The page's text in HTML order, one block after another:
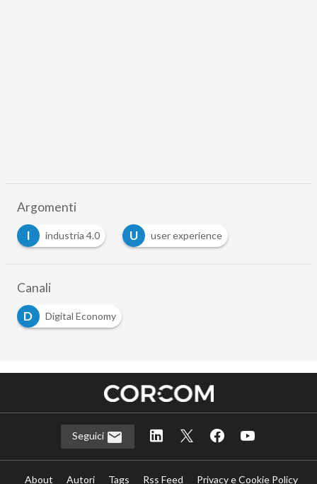
Argomenti
I
industria 4.0 U
user experience
Canali
D
Digital Economy
Seguici
About Autori Tags Rss Feed Privacy e Cookie Policy